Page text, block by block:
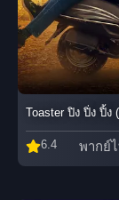
Toaster ปิง ปิ่ง ปิ้ง
6.4 พากย์